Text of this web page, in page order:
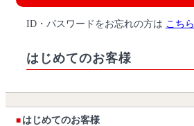
ID・パスワードをお忘れの方は こちら
はじめてのお客様
はじめてのお客様